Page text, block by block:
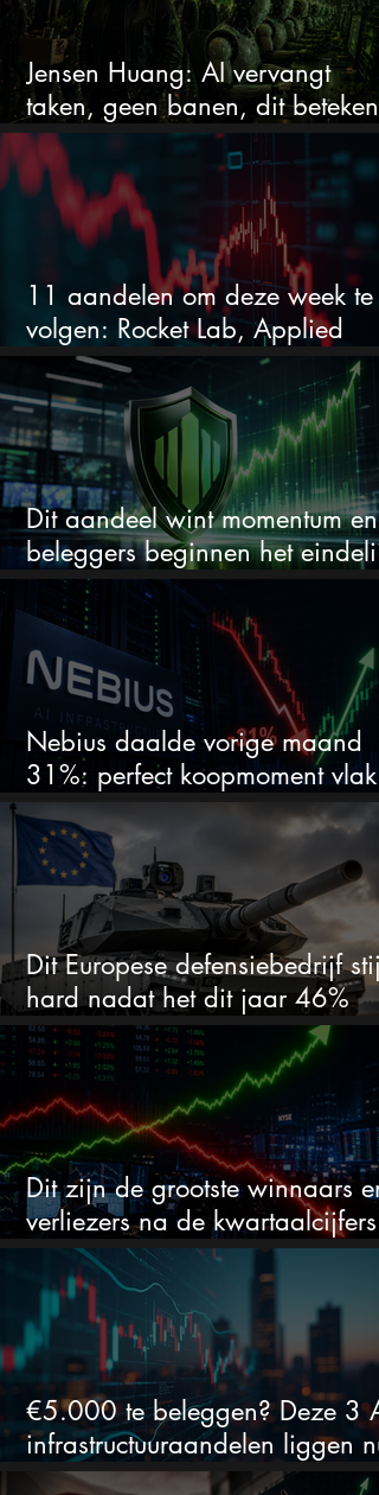
Jensen Huang: AI vervangt
taken, geen banen, dit betekent
het voor AI-aandelen
11 aandelen om deze week te
volgen: Rocket Lab, Applied
Materials en de zwaarste AI-test
Dit aandeel wint momentum en
beleggers beginnen het eindelijk
te zien
Nebius daalde vorige maand
31%: perfect koopmoment vlak
voor kwartaalcijfers?
Dit Europese defensiebedrijf
hard nadat het dit jaar 46%
daalde: mooie koopkans?
Dit zijn de grootste winnaars en
verliezers na de kwartaalcijfers
(2 springen eruit)
€5.000 te beleggen? Deze 3
infrastructuuraandelen liggen nu
in de uitverkoop